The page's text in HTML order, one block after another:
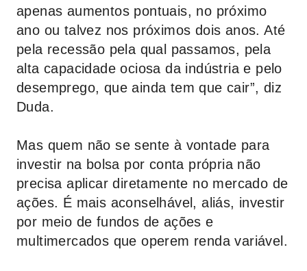
apenas aumentos pontuais, no próximo
ano ou talvez nos próximos dois anos. Até
pela recessão pela qual passamos, pela
alta capacidade ociosa da indústria e pelo
desemprego, que ainda tem que cair”, diz
Duda.
Mas quem não se sente à vontade para
investir na bolsa por conta própria não
precisa aplicar diretamente no mercado de
ações. É mais aconselhável, aliás, investir
por meio de fundos de ações e
multimercados que operem renda variável.